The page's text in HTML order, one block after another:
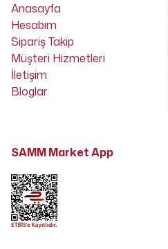
Anasayfa
Hesabım
Sipariş Takip
Müşteri Hizmetleri
İletişim
Bloglar
SAMM Market App